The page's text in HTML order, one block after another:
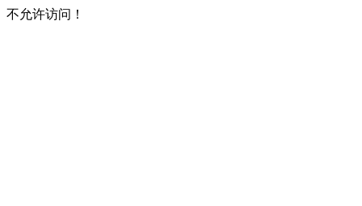
不允许访问！